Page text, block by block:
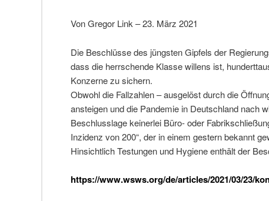
Von Gregor Link – 23. März 2021
Die Beschlüsse des jüngsten Gipfels der
dass die herrschende Klasse willens ist,
Konzerne zu sichern.
Obwohl die Fallzahlen – ausgelöst durch die
ansteigen und die Pandemie in Deutschland nach
Beschlusslage keinerlei Büro- oder
Inzidenz von 200“, der in einem gestern bekannt
Hinsichtlich Testungen und Hygiene enthält der
https://www.wsws.org/de/articles/2021/03/23/